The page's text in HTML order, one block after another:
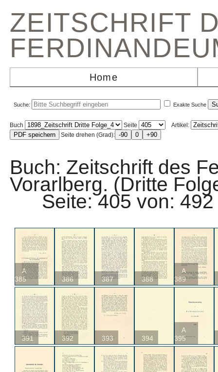
ZEITSCHRIFT
Home
Suche: Exakte Suche
Buch Seite
Artikel:
Seite drehen (Grad):
Buch: Zeitschrift des
Vorarlberg. (Dritte
Seite: 405 von:
A
385
386 387 388
A
389
391 392 393 394
A
395